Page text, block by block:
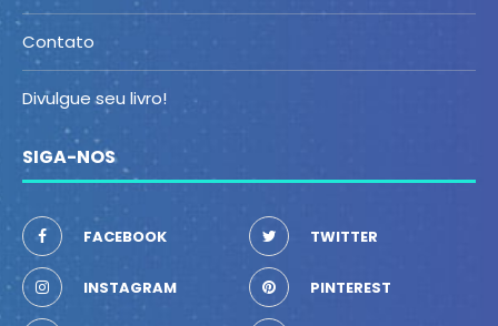
Contato
Divulgue seu livro!
SIGA-NOS
FACEBOOK TWITTER
INSTAGRAM PINTEREST